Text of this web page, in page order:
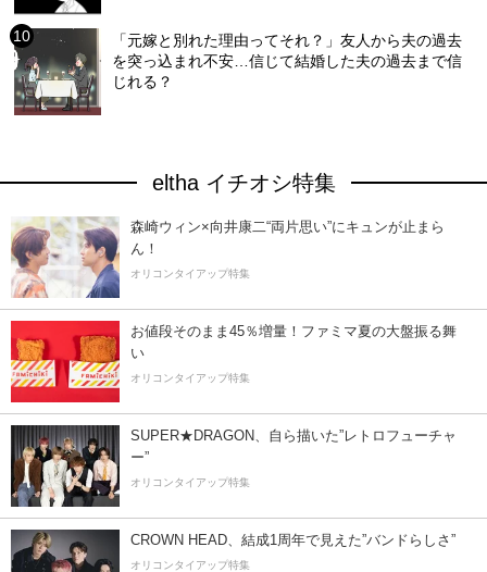
「元嫁と別れた理由ってそれ？」友人から夫の過去
を突っ込まれ不安…信じて結婚した夫の過去まで信
じれる？
eltha イチオシ特集
森崎ウィン×向井康二“両片思い”にキュンが止まら
ん！
オリコンタイアップ特集
お値段そのまま45％増量！ファミマ夏の大盤振る舞
い
オリコンタイアップ特集
SUPER★DRAGON、自ら描いた”レトロフューチャ
ー”
オリコンタイアップ特集
CROWN HEAD、結成1周年で見えた”バンドらしさ”
オリコンタイアップ特集